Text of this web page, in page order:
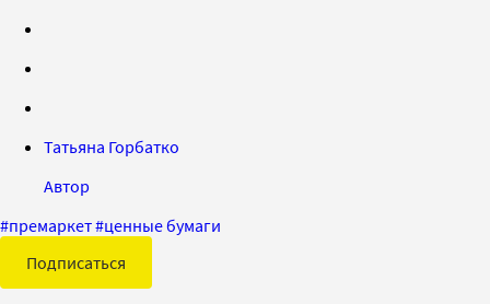
Татьяна Горбатко
Автор
#премаркет#ценные бумаги
Подписаться